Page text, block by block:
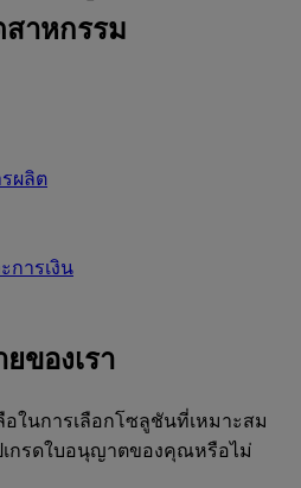
สาหกรรม
ผลิต
การเงิน
ของเรา
อในการเลือกโซลูชันที่เหมาะสม
เกรดใบอนุญาตของคุณหรือไม่